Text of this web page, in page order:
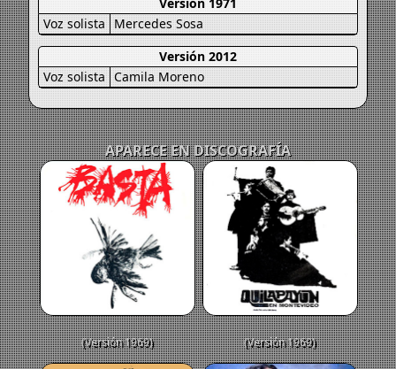
Voz solista Mercedes Sosa
Versión 2012
Voz solista Camila Moreno
APARECE EN DISCOGRAFÍA
(Versión 1969) (Versión 1969)